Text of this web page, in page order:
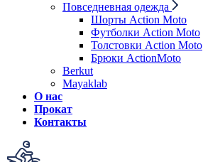
Повседневная одежда
Шорты Action Moto
Футболки Action Moto
Толстовки Action Moto
Брюки ActionMoto
Berkut
Mayaklab
О нас
Прокат
Контакты